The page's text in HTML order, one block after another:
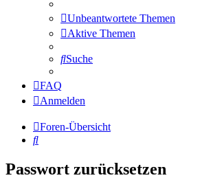
Unbeantwortete Themen
Aktive Themen
Suche
FAQ
Anmelden
Foren-Übersicht
Suche
Passwort zurücksetzen